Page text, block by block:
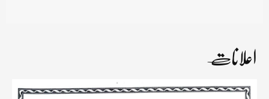
اعلانات